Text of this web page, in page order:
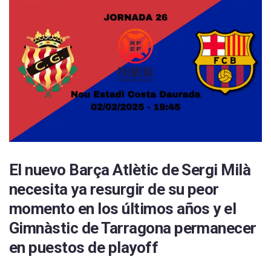
El nuevo Barça Atlètic de Sergi Milà
necesita ya resurgir de su peor
momento en los últimos años y el
Gimnàstic de Tarragona permanecer
en puestos de playoff